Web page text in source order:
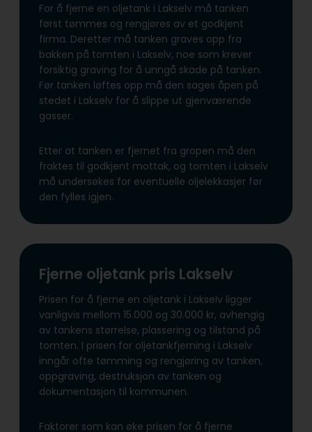
For å fjerne en oljetank i Lakselv må tanken
først tømmes og rengjøres av et godkjent
firma. Deretter må tanken graves opp fra
bakken på tomten i Lakselv, noe som krever
forsiktig graving for å unngå skade på tanken.
Før tanken løftes opp må den sages åpen på
stedet i Lakselv for å slippe ut gjenværende
gasser.
Etter at tanken er fjernet fra gropen må den
fraktes til godkjent mottak, og tomten i Lakselv
må undersøkes for eventuelle oljelekkasjer før
den fylles igjen.
Fjerne oljetank pris Lakselv
Prisen for å fjerne en oljetank i Lakselv ligger
vanligvis mellom 15.000 og 30.000 kr, avhengig
av tankens størrelse, plassering og tilstand på
tomten. I prisen for oljetankfjerning i Lakselv
inngår ofte tømming og rengjøring av tanken,
oppgraving, destruksjon av tanken og
dokumentasjon til kommunen.
Faktorer som kan øke prisen for å fjerne